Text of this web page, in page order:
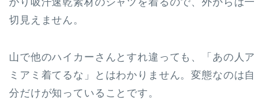
かり吸汗速乾素材のシャツを着るので、外からは一
切見えません。
山で他のハイカーさんとすれ違っても、「あの人ア
ミアミ着てるな」とはわかりません。変態なのは自
分だけが知っていることです。